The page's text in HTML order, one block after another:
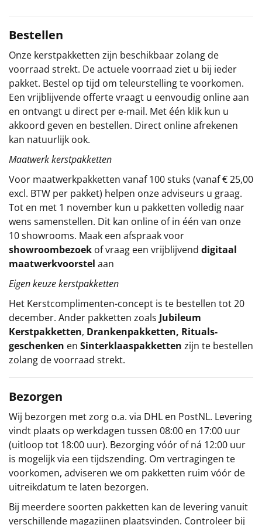
Sinterklaaspakketten
Particulier
Kerstgeschenken 2026
Relatiegeschenken
Cadeaubon
Per stuk
Alle overige
Bestellen
Onze kerstpakketten zijn beschikbaar zolang de
voorraad strekt. De actuele voorraad ziet u bij ieder
pakket. Bestel op tijd om teleurstelling te voorkomen.
Een vrijblijvende offerte vraagt u eenvoudig online aan
en ontvangt u direct per e-mail. Met één klik kun u
akkoord geven en bestellen. Direct online afrekenen
kan natuurlijk ook.
Maatwerk kerstpakketten
Voor maatwerkpakketten vanaf 100 stuks (vanaf € 25,00
excl. BTW per pakket) helpen onze adviseurs u graag.
Tot en met 1 november kun u pakketten volledig naar
wens samenstellen. Dit kan online of in één van onze
10 showrooms. Maak een afspraak voor
showroombezoek of vraag een vrijblijvend digitaal
maatwerkvoorstel aan
Eigen keuze kerstpakketten
Het Kerstcomplimenten-concept is te bestellen tot 20
december. Ander pakketten zoals Jubileum
Kerstpakketten, Drankenpakketten, Rituals-
geschenken en Sinterklaaspakketten zijn te bestellen
zolang de voorraad strekt.
Bezorgen
Wij bezorgen met zorg o.a. via DHL en PostNL. Levering
vindt plaats op werkdagen tussen 08:00 en 17:00 uur
(uitloop tot 18:00 uur). Bezorging vóór of ná 12:00 uur
is mogelijk via een tijdszending. Om vertragingen te
voorkomen, adviseren we om pakketten ruim vóór de
uitreikdatum te laten bezorgen.
Bij meerdere soorten pakketten kan de levering vanuit
verschillende magazijnen plaatsvinden. Controleer bij